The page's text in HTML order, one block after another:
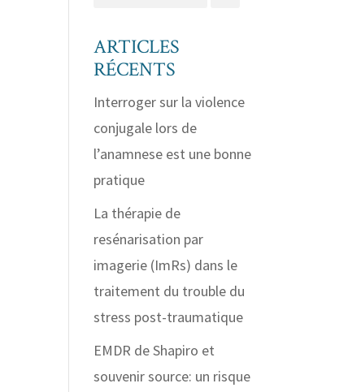
ARTICLES
RÉCENTS
Interroger sur la violence
conjugale lors de
l’anamnese est une bonne
pratique
La thérapie de
resénarisation par
imagerie (ImRs) dans le
traitement du trouble du
stress post-traumatique
EMDR de Shapiro et
souvenir source: un risque